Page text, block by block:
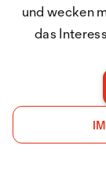
und wecken
das